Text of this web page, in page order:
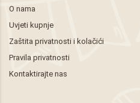
O nama
Uvjeti kupnje
Zaštita privatnosti i kolačići
Pravila privatnosti
Kontaktirajte nas